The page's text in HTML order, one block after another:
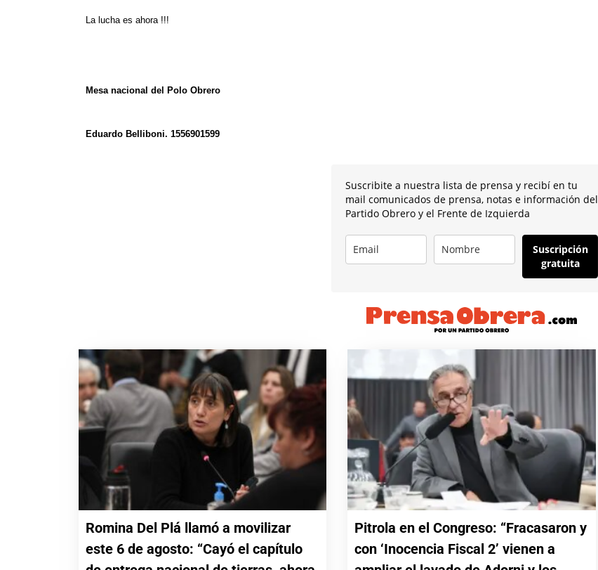
La lucha es ahora !!!
Mesa nacional del Polo Obrero
Eduardo Belliboni. 1556901599
Suscribite a nuestra lista de prensa y recibí en tu
mail comunicados de prensa, notas e información del
Partido Obrero y el Frente de Izquierda
Suscripción
gratuita
Romina Del Plá llamó a movilizar
este 6 de agosto: “Cayó el capítulo
Pitrola en el Congreso: “Fracasaron y
con ‘Inocencia Fiscal 2’ vienen a